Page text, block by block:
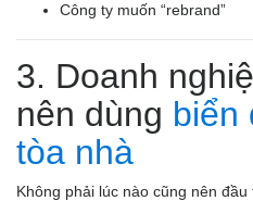
Công ty muốn “rebrand”
3. Doanh
nên dùng biển
tòa nhà
Không phải lúc nào cũng nên